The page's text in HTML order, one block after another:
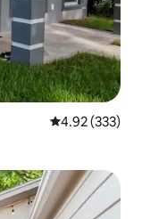
औसत रेटिंग 5 में से
4.92 (333)